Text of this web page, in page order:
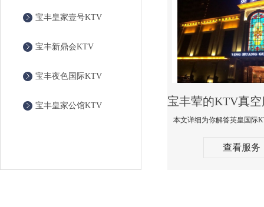
宝丰皇家壹号KTV
宝丰新鼎会KTV
宝丰夜色国际KTV
宝丰皇家公馆KTV
查看服务